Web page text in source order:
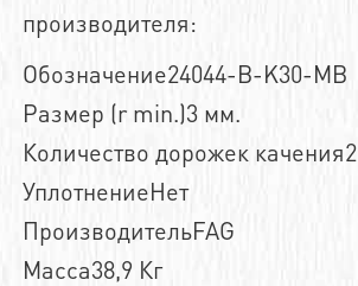
производителя:
Обозначение24044-B-K30-MB
Размер (r min.)3 мм.
Количество дорожек качения2
УплотнениеНет
ПроизводительFAG
Масса38,9 Кг